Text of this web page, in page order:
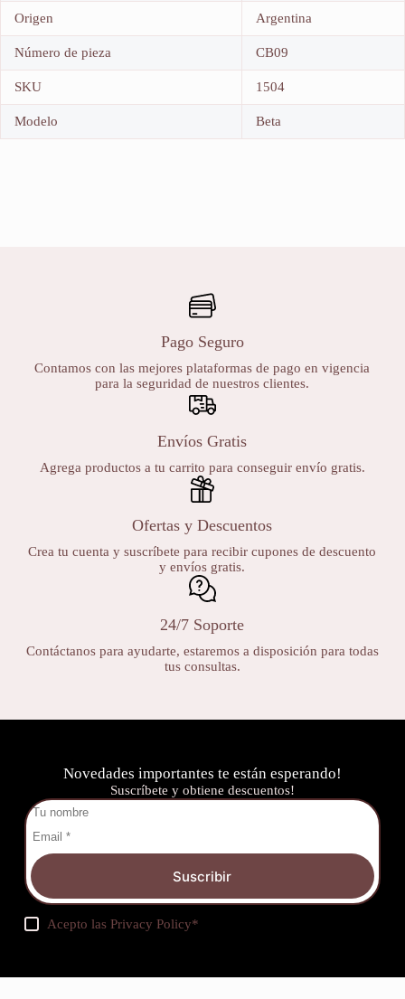
Origen Argentina
Número de pieza CB09
SKU 1504
Modelo Beta
Pago Seguro
Contamos con las mejores plataformas de pago en vigencia
para la seguridad de nuestros clientes.
Envíos Gratis
Agrega productos a tu carrito para conseguir envío gratis.
Ofertas y Descuentos
Crea tu cuenta y suscríbete para recibir cupones de descuento
y envíos gratis.
24/7 Soporte
Contáctanos para ayudarte, estaremos a disposición para todas
tus consultas.
Novedades importantes te están esperando!
Suscríbete y obtiene descuentos!
Suscribir
Acepto lasPrivacy Policy*